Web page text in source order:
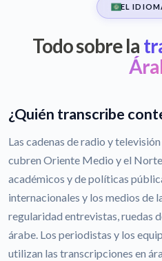
EL
Todo sobre la
¿Quién transcribe
Las cadenas de radio y
cubren Oriente Medio y el
académicos y de políticas
internacionales y los medios de
regularidad entrevistas, ruedas
árabe. Los periodistas y los
utilizan las transcripciones en